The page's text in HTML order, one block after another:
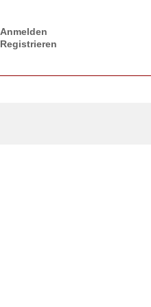
Anmelden
Registrieren